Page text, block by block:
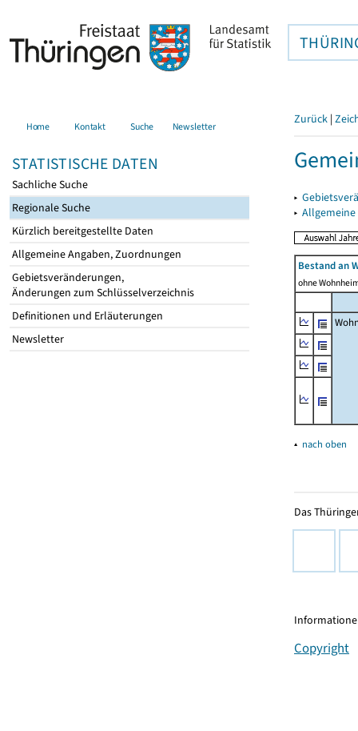
Home Kontakt Suche Newsletter
STATISTISCHE DATEN
Sachliche Suche
Regionale Suche
Kürzlich bereitgestellte Daten
Allgemeine Angaben, Zuordnungen
Gebietsveränderungen,
Änderungen zum Schlüsselverzeichnis
Definitionen und Erläuterungen
Newsletter
Zurück |
▸
▸
Bestand an
ohne
▴ nach oben
Das
Copyright